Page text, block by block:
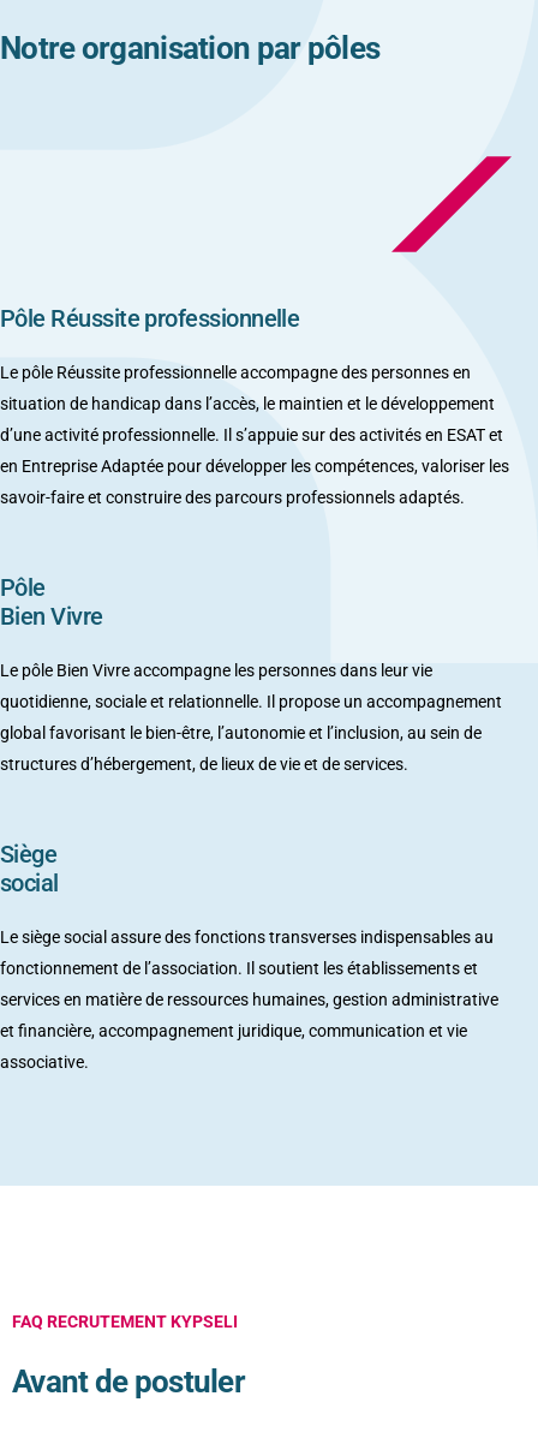
Notre organisation par pôles
Pôle Réussite professionnelle
Le pôle Réussite professionnelle accompagne des personnes en
situation de handicap dans l’accès, le maintien et le développement
d’une activité professionnelle. Il s’appuie sur des activités en ESAT et
en Entreprise Adaptée pour développer les compétences, valoriser les
savoir-faire et construire des parcours professionnels adaptés.
Pôle
Bien Vivre
Le pôle Bien Vivre accompagne les personnes dans leur vie
quotidienne, sociale et relationnelle. Il propose un accompagnement
global favorisant le bien-être, l’autonomie et l’inclusion, au sein de
structures d’hébergement, de lieux de vie et de services.
Siège
social
Le siège social assure des fonctions transverses indispensables au
fonctionnement de l’association. Il soutient les établissements et
services en matière de ressources humaines, gestion administrative
et financière, accompagnement juridique, communication et vie
associative.
FAQ RECRUTEMENT KYPSELI
Avant depostuler